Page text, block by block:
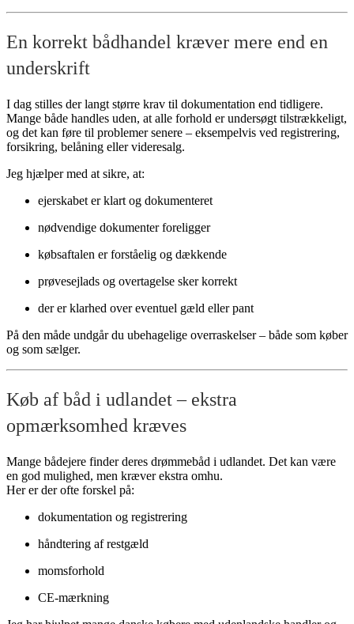
En korrekt bådhandel kræver mere end en
underskrift
I dag stilles der langt større krav til dokumentation end tidligere.
Mange både handles uden, at alle forhold er undersøgt tilstrækkeligt,
og det kan føre til problemer senere – eksempelvis ved registrering,
forsikring, belåning eller videresalg.
Jeg hjælper med at sikre, at:
ejerskabet er klart og dokumenteret
nødvendige dokumenter foreligger
købsaftalen er forståelig og dækkende
prøvesejlads og overtagelse sker korrekt
der er klarhed over eventuel gæld eller pant
På den måde undgår du ubehagelige overraskelser – både som køber
og som sælger.
Køb af båd i udlandet – ekstra
opmærksomhed kræves
Mange bådejere finder deres drømmebåd i udlandet. Det kan være
en god mulighed, men kræver ekstra omhu.
Her er der ofte forskel på:
dokumentation og registrering
håndtering af restgæld
momsforhold
CE-mærkning